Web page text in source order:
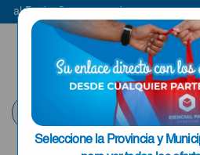
Seleccione la Provincia y
Pack